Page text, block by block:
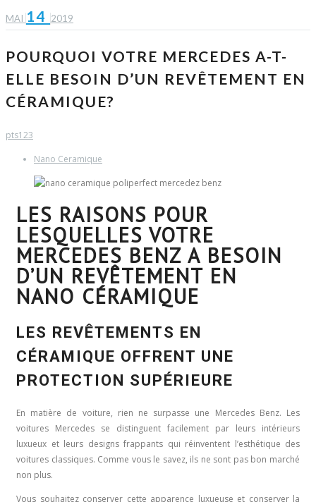
MAI 14 2019
POURQUOI VOTRE MERCEDES A-T-
ELLE BESOIN D’UN REVÊTEMENT EN
CÉRAMIQUE?
pts123
Nano Ceramique
LES RAISONS POUR
LESQUELLES VOTRE
MERCEDES BENZ A BESOIN
D’UN REVÊTEMENT EN
NANO CÉRAMIQUE
LES REVÊTEMENTS EN
CÉRAMIQUE OFFRENT UNE
PROTECTION SUPÉRIEURE
En matière de voiture, rien ne surpasse une Mercedes Benz. Les
voitures Mercedes se distinguent facilement par leurs intérieurs
luxueux et leurs designs frappants qui réinventent l’esthétique des
voitures classiques. Comme vous le savez, ils ne sont pas bon marché
non plus.
Vous souhaitez conserver cette apparence luxueuse et conserver la